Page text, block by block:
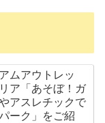
ムアウトレッ
ア「あそぼ！ガ
アスレチックで
ーク」をご紹